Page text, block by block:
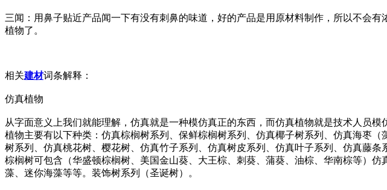
三闻：用鼻子贴近产品闻一下有没有刺鼻的味道，好的产品是用原材料制作，所以不会
植物了。
相关建材词条解释：
仿真植物
从字面意义上我们就能理解，仿真就是一种模仿真正的东西，而仿真植物就是技术人员
植物主要有以下种类：仿真棕榈树系列、保鲜棕榈树系列、仿真椰子树系列、仿真海枣
树系列、仿真桃花树、樱花树、仿真竹子系列、仿真树皮系列、仿真叶子系列、仿真藤
棕榈树可包含（华盛顿棕榈树、美国金山葵、大王棕、刺葵、蒲葵、油棕、华南棕等）
藻、迷你海藻等等。装饰树系列（圣诞树）。